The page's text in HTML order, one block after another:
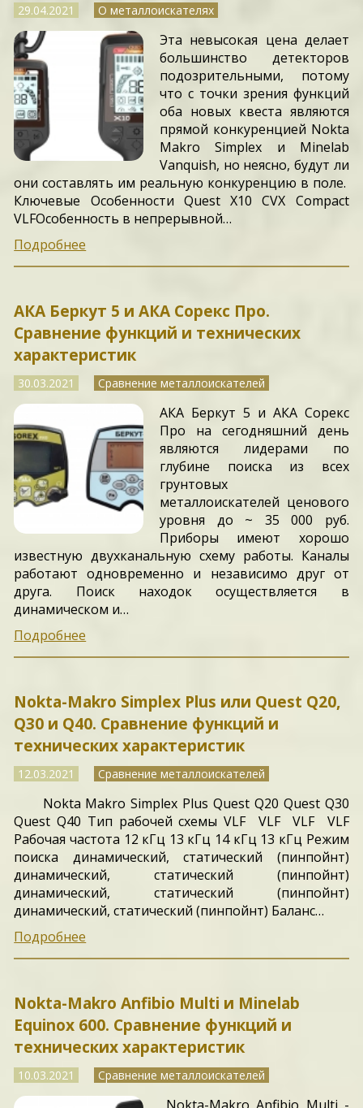
29.04.2021 О металлоискателях
Эта невысокая цена делает
большинство детекторов
подозрительными, потому
что с точки зрения функций
оба новых квеста являются
прямой конкуренцией Nokta
Makro Simplex и Minelab
Vanquish, но неясно, будут ли
они составлять им реальную конкуренцию в поле.
Ключевые Особенности Quest X10 CVX Compact
VLFОсобенность в непрерывной…
Подробнее
АКА Беркут 5 и АКА Сорекс Про.
Сравнение функций и технических
характеристик
30.03.2021 Сравнение металлоискателей
АКА Беркут 5 и АКА Сорекс
Про на сегодняшний день
являются лидерами по
глубине поиска из всех
грунтовых
металлоискателей ценового
уровня до ~ 35 000 руб.
Приборы имеют хорошо
известную двухканальную схему работы. Каналы
работают одновременно и независимо друг от
друга. Поиск находок осуществляется в
динамическом и…
Подробнее
Nokta-Makro Simplex Plus или Quest Q20,
Q30 и Q40. Сравнение функций и
технических характеристик
12.03.2021 Сравнение металлоискателей
Nokta Makro Simplex Plus Quest Q20 Quest Q30
Quest Q40 Тип рабочей схемы VLF VLF VLF VLF
Рабочая частота 12 кГц 13 кГц 14 кГц 13 кГц Режим
поиска динамический, статический (пинпойнт)
динамический, статический (пинпойнт)
динамический, статический (пинпойнт)
динамический, статический (пинпойнт) Баланс…
Подробнее
Nokta-Makro Anfibio Multi и Minelab
Equinox 600. Сравнение функций и
технических характеристик
10.03.2021 Сравнение металлоискателей